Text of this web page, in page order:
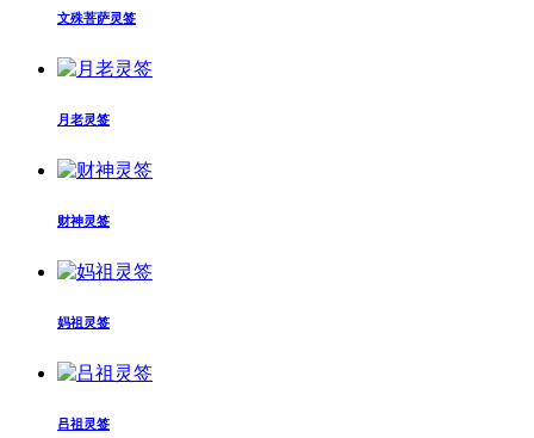
文殊菩萨灵签
月老灵签
财神灵签
妈祖灵签
吕祖灵签